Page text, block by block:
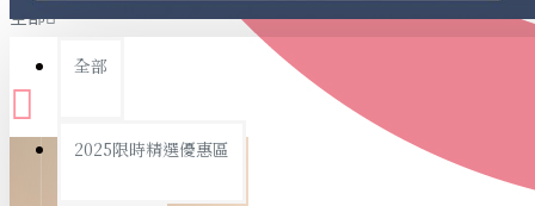
文具收納
書寫用品
衛浴用品
全部
全部
2025限時精選優惠區